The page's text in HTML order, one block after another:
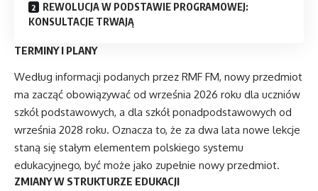
REWOLUCJA W PODSTAWIE PROGRAMOWEJ:
KONSULTACJE TRWAJĄ
TERMINY I PLANY
Według informacji podanych przez RMF FM, nowy przedmiot
ma zacząć obowiązywać od września 2026 roku dla uczniów
szkół podstawowych, a dla szkół ponadpodstawowych od
września 2028 roku. Oznacza to, że za dwa lata nowe lekcje
staną się stałym elementem polskiego systemu
edukacyjnego, być może jako zupełnie nowy przedmiot.
ZMIANY W STRUKTURZE EDUKACJI